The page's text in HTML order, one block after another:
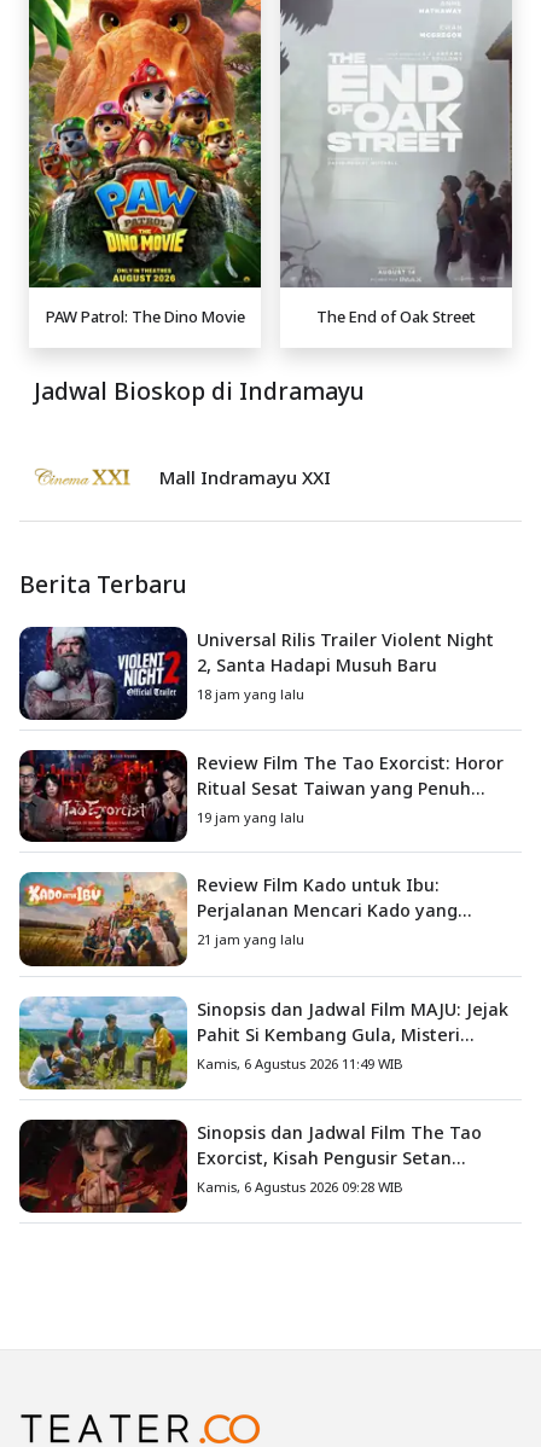
PAW Patrol: The Dino Movie The End of Oak Street
Jadwal Bioskop di Indramayu
Mall Indramayu XXI
Berita Terbaru
Universal Rilis Trailer Violent Night
2, Santa Hadapi Musuh Baru
18 jam yang lalu
Review Film The Tao Exorcist: Horor
Ritual Sesat Taiwan yang Penuh
Misteri dan Teror Psikologis
19 jam yang lalu
Review Film Kado untuk Ibu:
Perjalanan Mencari Kado yang
Mengajarkan Arti Keluarga
21 jam yang lalu
Sinopsis dan Jadwal Film MAJU: Jejak
Pahit Si Kembang Gula, Misteri
Hilangnya Bagas di Lokasi Jambore
Kamis, 6 Agustus 2026 11:49 WIB
Sinopsis dan Jadwal Film The Tao
Exorcist, Kisah Pengusir Setan
Melawan Kutukan Mematikan
Kamis, 6 Agustus 2026 09:28 WIB